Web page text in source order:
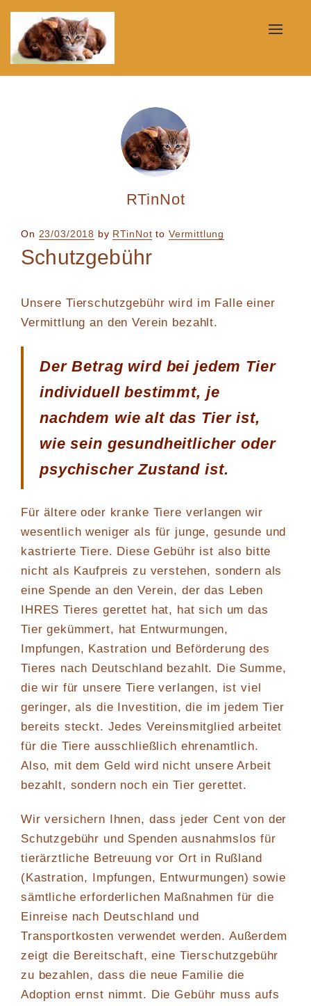
Toggle
RTinNot
On Posted
on
23/03/2018 by RTinNot to Vermittlung
Schutzgebühr
Unsere Tierschutzgebühr wird im Falle einer
Vermittlung an den Verein bezahlt.
Der Betrag wird bei jedem Tier
individuell bestimmt, je
nachdem wie alt das Tier ist,
wie sein gesundheitlicher oder
psychischer Zustand ist.
Für ältere oder kranke Tiere verlangen wir
wesentlich weniger als für junge, gesunde und
kastrierte Tiere. Diese Gebühr ist also bitte
nicht als Kaufpreis zu verstehen, sondern als
eine Spende an den Verein, der das Leben
IHRES Tieres gerettet hat, hat sich um das
Tier gekümmert, hat Entwurmungen,
Impfungen, Kastration und Beförderung des
Tieres nach Deutschland bezahlt. Die Summe,
die wir für unsere Tiere verlangen, ist viel
geringer, als die Investition, die im jedem Tier
bereits steckt. Jedes Vereinsmitglied arbeitet
für die Tiere ausschließlich ehrenamtlich.
Also, mit dem Geld wird nicht unsere Arbeit
bezahlt, sondern noch ein Tier gerettet.
Wir versichern Ihnen, dass jeder Cent von der
Schutzgebühr und Spenden ausnahmslos für
tierärztliche Betreuung vor Ort in Rußland
(Kastration, Impfungen, Entwurmungen) sowie
sämtliche erforderlichen Maßnahmen für die
Einreise nach Deutschland und
Transportkosten verwendet werden. Außerdem
zeigt die Bereitschaft, eine Tierschutzgebühr
zu bezahlen, dass die neue Familie die
Adoption ernst nimmt. Die Gebühr muss aufs